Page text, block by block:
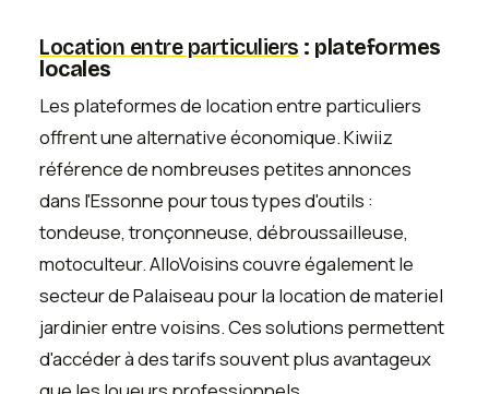
Location entre particuliers : plateformes
locales
Les plateformes de location entre particuliers
offrent une alternative économique. Kiwiiz
référence de nombreuses petites annonces
dans l'Essonne pour tous types d'outils :
tondeuse, tronçonneuse, débroussailleuse,
motoculteur. AlloVoisins couvre également le
secteur de Palaiseau pour la location de materiel
jardinier entre voisins. Ces solutions permettent
d'accéder à des tarifs souvent plus avantageux